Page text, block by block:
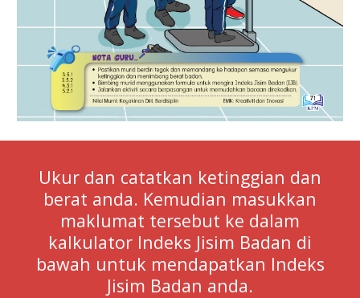
Ukur dan catatkan ketinggian dan
berat anda. Kemudian masukkan
maklumat tersebut ke dalam
kalkulator Indeks Jisim Badan di
bawah untuk mendapatkan Indeks
Jisim Badan anda.